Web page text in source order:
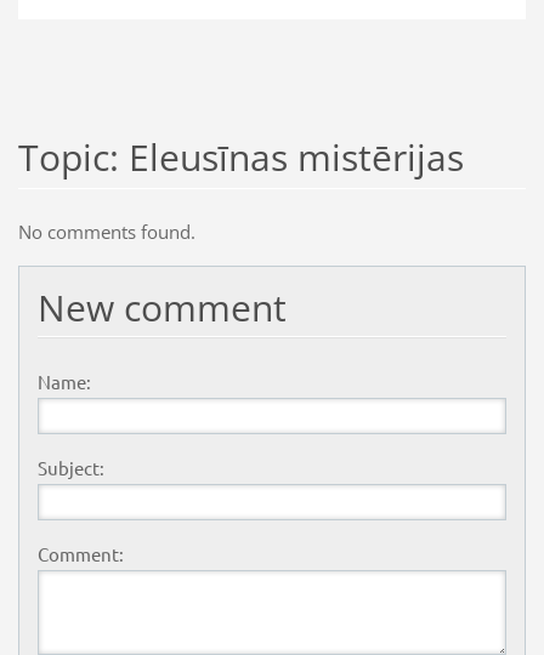
Topic: Eleusīnas mistērijas
No comments found.
New comment
Name:
Subject:
Comment: